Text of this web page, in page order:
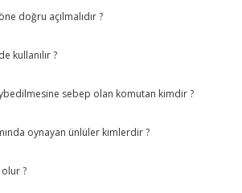
doğru açılmalıdır ?
kullanılır ?
sebep olan komutan kimdir ?
oynayan ünlüler kimlerdir ?
?